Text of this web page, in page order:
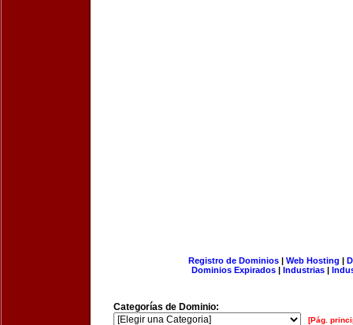
Registro de Dominios| Web Hosting |
Dominios Expirados | Industrias |
Categorías de Dominio:
[Pág.